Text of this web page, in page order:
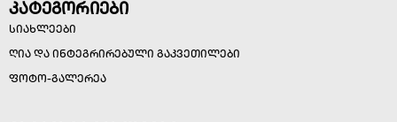
კატეგორიები
სიახლეები
ღია და ინტეგრირებული გაკვეთილები
ფოტო-გალერეა